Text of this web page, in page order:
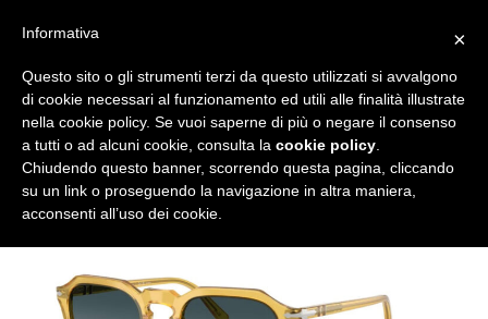
×
Informativa
Questo sito o gli strumenti terzi da questo utilizzati si avvalgono
di cookie necessari al funzionamento ed utili alle finalità illustrate
nella cookie policy. Se vuoi saperne di più o negare il consenso
a tutti o ad alcuni cookie, consulta la cookie policy
Chiudendo questo banner, scorrendo questa pagina, cliccando
su un link o proseguendo la navigazione in altra maniera,
acconsenti all’uso dei cookie.